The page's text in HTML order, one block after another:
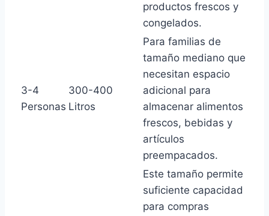
productos frescos y
congelados.
3-4
Personas
300-400
Litros
Para familias de
tamaño mediano que
necesitan espacio
adicional para
almacenar alimentos
frescos, bebidas y
artículos
preempacados.
Este tamaño permite
suficiente capacidad
para compras